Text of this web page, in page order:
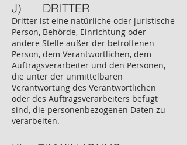
J) DRITTER
Dritter ist eine natürliche oder juristische
Person, Behörde, Einrichtung oder
andere Stelle außer der betroffenen
Person, dem Verantwortlichen, dem
Auftragsverarbeiter und den Personen,
die unter der unmittelbaren
Verantwortung des Verantwortlichen
oder des Auftragsverarbeiters befugt
sind, die personenbezogenen Daten zu
verarbeiten.